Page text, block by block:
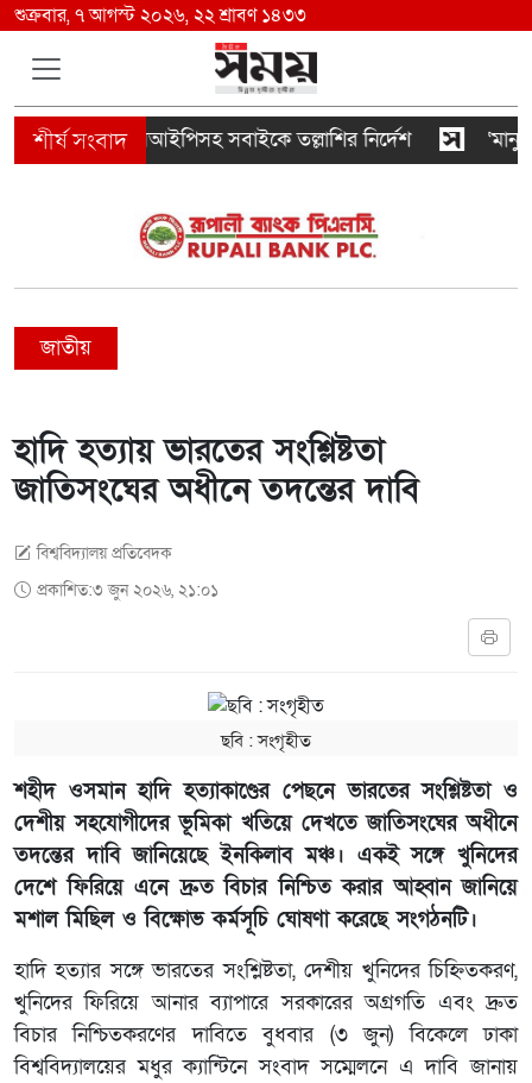
শুক্রবার, ৭ আগস্ট ২০২৬, ২২ শ্রাবণ ১৪৩৩
ভিআইপি-সিআইপিসহ সবাইকে তল্লাশির নির্দেশ ‘মানুষ
জাতীয়
হাদি হত্যায় ভারতের সংশ্লিষ্টতা
জাতিসংঘের অধীনে তদন্তের দাবি
বিশ্ববিদ্যালয় প্রতিবেদক
প্রকাশিত:৩ জুন ২০২৬, ২১:০১
ছবি ‍: সংগৃহীত
শহীদ ওসমান হাদি হত্যাকাণ্ডের পেছনে ভারতের সংশ্লিষ্টতা ও
দেশীয় সহযোগীদের ভূমিকা খতিয়ে দেখতে জাতিসংঘের অধীনে
তদন্তের দাবি জানিয়েছে ইনকিলাব মঞ্চ। একই সঙ্গে খুনিদের
দেশে ফিরিয়ে এনে দ্রুত বিচার নিশ্চিত করার আহ্বান জানিয়ে
মশাল মিছিল ও বিক্ষোভ কর্মসূচি ঘোষণা করেছে সংগঠনটি।
হাদি হত্যার সঙ্গে ভারতের সংশ্লিষ্টতা, দেশীয় খুনিদের চিহ্নিতকরণ,
খুনিদের ফিরিয়ে আনার ব্যাপারে সরকারের অগ্রগতি এবং দ্রুত
বিচার নিশ্চিতকরণের দাবিতে বুধবার (৩ জুন) বিকেলে ঢাকা
বিশ্ববিদ্যালয়ের মধুর ক্যান্টিনে সংবাদ সম্মেলনে এ দাবি জানায়